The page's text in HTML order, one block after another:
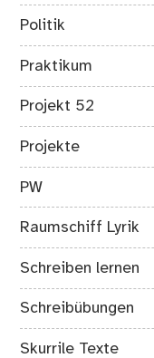
Politik
Praktikum
Projekt 52
Projekte
PW
Raumschiff Lyrik
Schreiben lernen
Schreibübungen
Skurrile Texte